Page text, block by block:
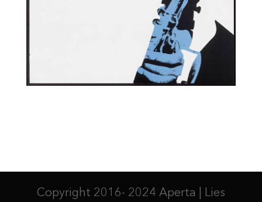
Copyright 2016- 2024 Aperta | Lies